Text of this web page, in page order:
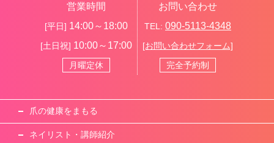
営業時間
[平日] 14:00～18:00
[土日祝] 10:00～17:00
月曜定休
お問い合わせ
TEL: 090-5113-4348
[お問い合わせフォーム]
完全予約制
爪の健康をまもる
ネイリスト・講師紹介